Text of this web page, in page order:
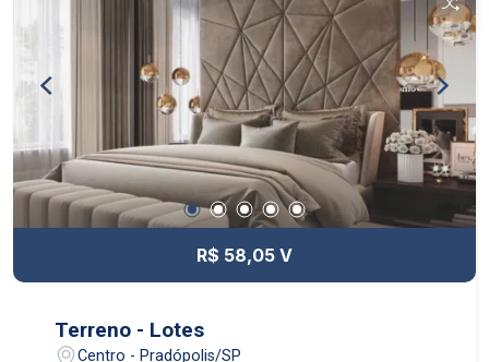
R$ 58,05 V
Terreno - Lotes
Centro - Pradópolis/SP